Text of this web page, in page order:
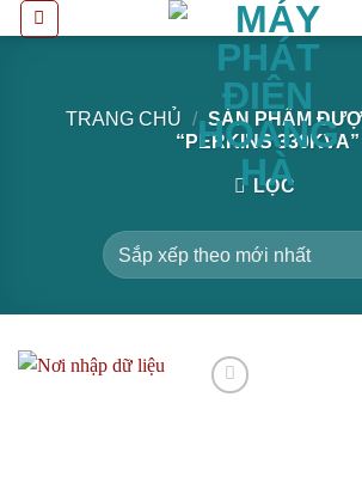
qua
TRANG CHỦ / SẢN PHẨM
“PERKINS 330KVA”
LỌC